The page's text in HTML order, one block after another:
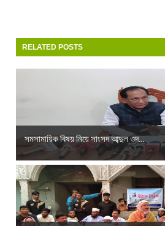
RELATED POSTS
সমসামায়িক বিষয় নিয়ে সাংসদ আব্দুল ওদ...